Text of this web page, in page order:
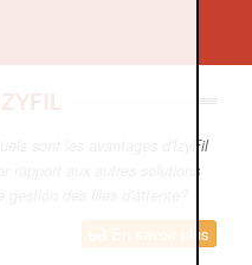
Quels sont les avantages d'IzyFil
par rapport aux autres solutions
En savoir plus